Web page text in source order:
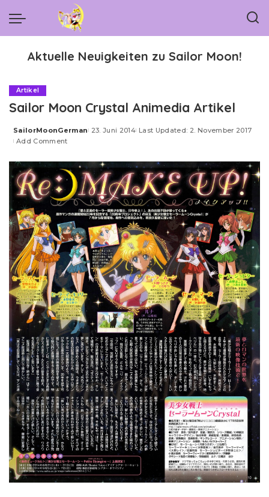
Aktuelle Neuigkeiten zu Sailor Moon!
Artikel
Sailor Moon Crystal Animedia Artikel
Posted
by
SailorMoonGerman 23. Juni 2014 Last Updated: 2. November 2017
Add Comment